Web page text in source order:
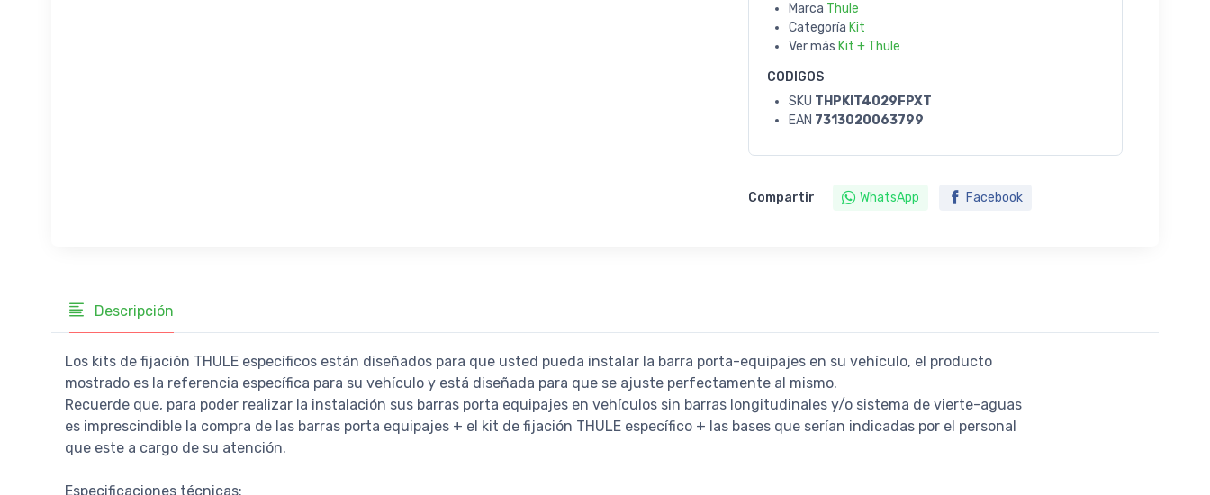
Marca Thule
Categoría Kit
Ver más Kit + Thule
CODIGOS
SKU THPKIT4029FPXT
EAN 7313020063799
Compartir WhatsApp Facebook
Descripción
Los kits de fijación THULE específicos están diseñados para que usted pueda instalar la barra porta-equipajes en su vehículo, el producto
mostrado es la referencia específica para su vehículo y está diseñada para que se ajuste perfectamente al mismo.
Recuerde que, para poder realizar la instalación sus barras porta equipajes en vehículos sin barras longitudinales y/o sistema de vierte-aguas
es imprescindible la compra de las barras porta equipajes + el kit de fijación THULE específico + las bases que serían indicadas por el personal
que este a cargo de su atención.
Especificaciones técnicas: